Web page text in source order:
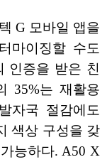
G 모바일 앱을
마이징할 수도
인증을 받은 친
35%는 재활용
자국 절감에도
색상 구성을 갖
능하다. A50 X